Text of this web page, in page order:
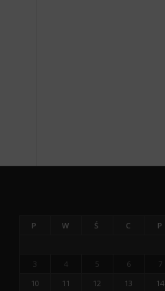
P W Ś C P
3
4 5 6 7
10
11 12 13 14